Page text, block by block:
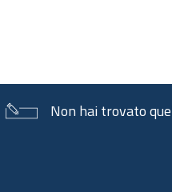
Non hai trovato